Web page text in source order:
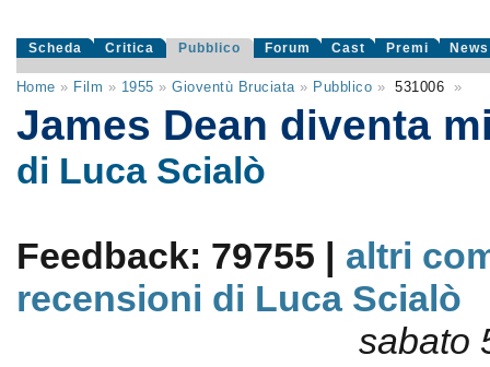
Scheda Critica Pubblico Forum Cast Premi News
Home » Film » 1955 »Gioventù Bruciata» Pubblico » 531006 »
James Dean diventa
di Luca Scialò
Feedback: 79755 | altri
recensioni di Luca Scialò
sabato